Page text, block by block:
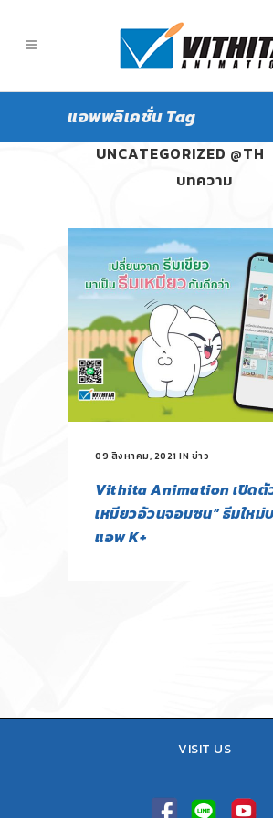
แอพพลิเคชั่น Tag
ALL
PANGPOND
UNCATEGORIZED @TH
บทความ
09 สิงหาคม, 2021 IN ข่าว
Vithita Animation เปิดตั
เหมียวอ้วนจอมซน” ธีมใหม่
แอพ K+
VISIT US